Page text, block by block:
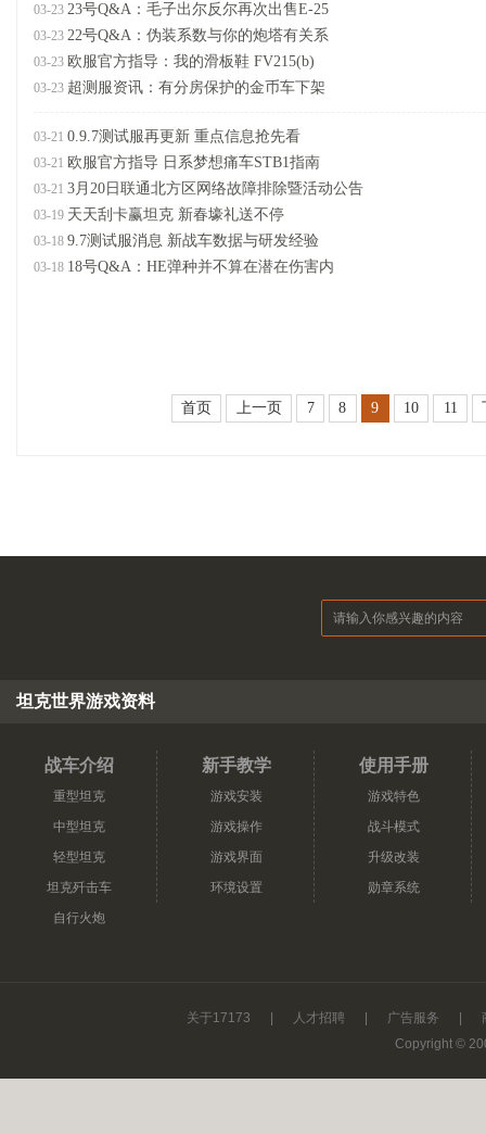
03-23 23号Q&A：毛子出尔反尔再次出售E-25
03-23 22号Q&A：伪装系数与你的炮塔有关系
03-23 欧服官方指导：我的滑板鞋 FV215(b)
03-23 超测服资讯：有分房保护的金币车下架
03-21 0.9.7测试服再更新 重点信息抢先看
03-21 欧服官方指导 日系梦想痛车STB1指南
03-21 3月20日联通北方区网络故障排除暨活动公告
03-19 天天刮卡赢坦克 新春壕礼送不停
03-18 9.7测试服消息 新战车数据与研发经验
03-18 18号Q&A：HE弹种并不算在潜在伤害内
首页 上一页 7 8 9 10 11
坦克世界游戏资料
战车介绍
重型坦克
中型坦克
轻型坦克
坦克歼击车
自行火炮
新手教学
游戏安装
游戏操作
游戏界面
环境设置
使用手册
游戏特色
战斗模式
升级改装
勋章系统
关于17173 人才招聘 广告服务
Copyright ©